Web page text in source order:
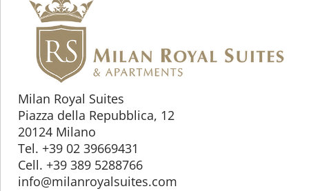
Milan Royal Suites
Piazza della Repubblica, 12
20124 Milano
Tel. +39 02 39669431
Cell. +39 389 5288766
info@milanroyalsuites.com